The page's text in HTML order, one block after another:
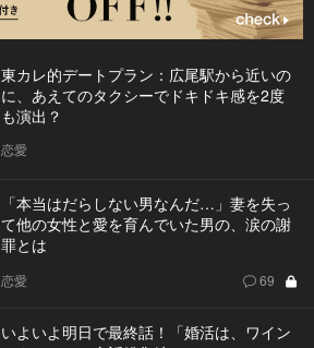
東カレ的デートプラン：広尾駅から近いの
に、あえてのタクシーでドキドキ感を2度
も演出？
恋愛
「本当はだらしない男なんだ…」妻を失っ
て他の女性と愛を育んでいた男の、涙の謝
罪とは
恋愛 69
いよいよ明日で最終話！「婚活は、ワイン